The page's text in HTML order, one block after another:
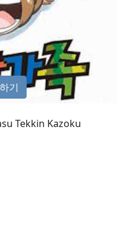
기
Tekkin Kazoku